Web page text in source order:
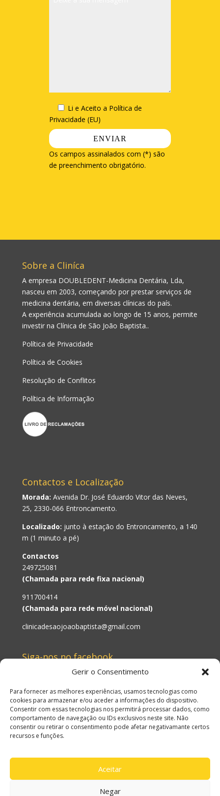
Gerir o Consentimento
Para fornecer as melhores experiências, usamos tecnologias como
cookies para armazenar e/ou aceder a informações do dispositivo.
Consentir com essas tecnologias nos permitirá processar dados, como
comportamento de navegação ou IDs exclusivos neste site. Não
consentir ou retirar o consentimento pode afetar negativamante certos
recursos e funções.
Aceitar
Negar
Li e Aceito a Política de
Privacidade (EU)
Os campos assinalados com (*) são
de preenchimento obrigatório.
Sobre a Cliníca
A empresa DOUBLEDENT-Medicina Dentária, Lda,
nasceu em 2003, começando por prestar serviços de
medicina dentária, em diversas clínicas do país.
A experiência acumulada ao longo de 15 anos, permite
investir na Clínica de São João Baptista..
Política de Privacidade
Política de Cookies
Resolução de Conflitos
Política de Informação
Contactos e Localização
Morada: Avenida Dr. José Eduardo Vitor das Neves,
25, 2330-066 Entroncamento.
Localizado: junto à estação do Entroncamento, a 140
m (1 minuto a pé)
Contactos
249725081
(Chamada para rede fixa nacional)
911700414
(Chamada para rede móvel nacional)
clinicadesaojoaobaptista@gmail.com
Siga-nos no facebook